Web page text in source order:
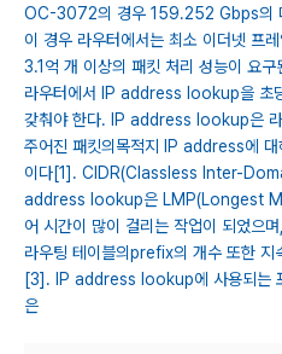
OC-3072의 경우 159.252 Gbps의
이 경우 라우터에서는 최소 이더넷 프
3.1억 개 이상의 패킷 처리 성능이 요구
라우터에서 IP address lookup을 초
갖춰야 한다. IP address lookup은 라
주어진 패킷의목적지 IP address에
이다[1]. CIDR(Classless Inter-
address lookup은 LMP(Longest
어 시간이 많이 걸리는 작업이 되었으며,
라우팅 테이블의prefix의 개수 또한 지
[3]. IP address lookup에 사용되는
은